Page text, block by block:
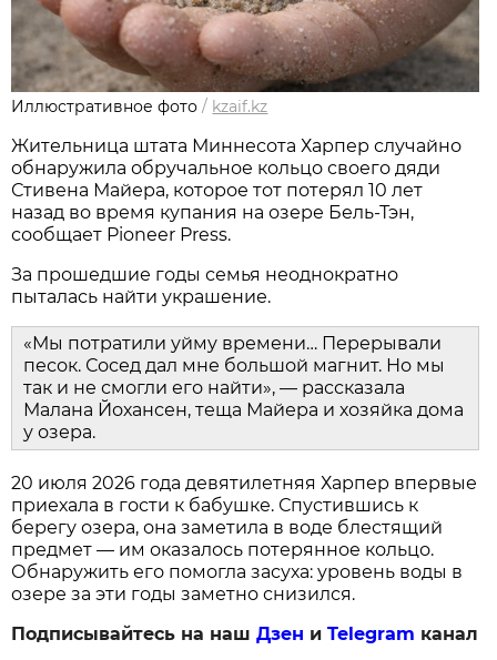
Иллюстративное фото / kzaif.kz
Жительница штата Миннесота Харпер случайно
обнаружила обручальное кольцо своего дяди
Стивена Майера, которое тот потерял 10 лет
назад во время купания на озере Бель-Тэн,
сообщает Pioneer Press.
За прошедшие годы семья неоднократно
пыталась найти украшение.
«Мы потратили уйму времени… Перерывали
песок. Сосед дал мне большой магнит. Но мы
так и не смогли его найти», — рассказала
Малана Йохансен, теща Майера и хозяйка дома
у озера.
20 июля 2026 года девятилетняя Харпер впервые
приехала в гости к бабушке. Спустившись к
берегу озера, она заметила в воде блестящий
предмет — им оказалось потерянное кольцо.
Обнаружить его помогла засуха: уровень воды в
озере за эти годы заметно снизился.
Подписывайтесь на нашДзен иTelegram канал